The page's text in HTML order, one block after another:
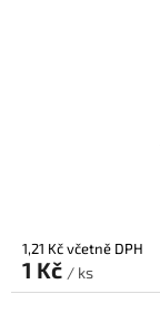
1,21 Kč včetně DPH
1 Kč / ks